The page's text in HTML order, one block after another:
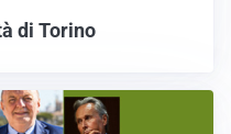
di Torino